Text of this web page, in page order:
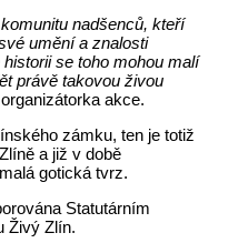
nadšenců, kteří
umění a znalosti
se toho mohou malí
právě takovou živou
akce.
zámku, ten je totiž
a již v době
gotická tvrz.
Statutárním
Živý Zlín.